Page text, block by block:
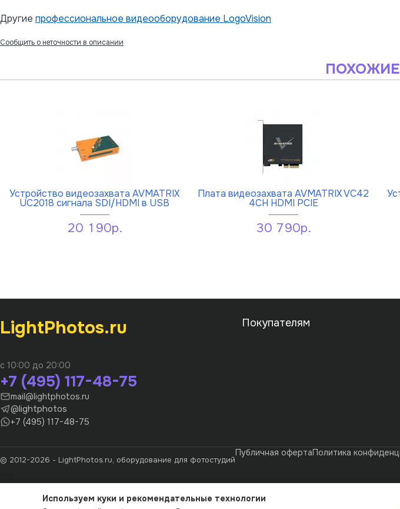
Другие профессиональное видеооборудование LogoVision
Сообщить о неточности в описании
Устройство видеозахвата AVMATRIX
UC2018 сигнала SDI/HDMI в USB
20 190р.
Плата видеозахвата AVMATRIX VC42
4CH HDMI PCIE
30 790р.
LightPhotos.ru
с 10:00 до 20:00
+7 (495) 117-48-75
mail@lightphotos.ru
@lightphotos
+7 (495) 117-48-75
Покупателям
© 2012-2026 - LightPhotos.ru, оборудование для фотостудий
Публичная офертаПолитика
Используем куки и рекомендательные технологии